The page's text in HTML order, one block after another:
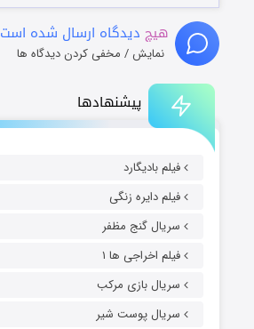
پیشنهادها
فیلم بادیگارد
فیلم دایره زنگی
سریال گنج مظفر
فیلم اخراجی ها ۱
سریال بازی مرکب
سریال پوست شیر
هیچ دیدگاه ارسال شده است
نمایش / مخفی کردن دیدگاه ها